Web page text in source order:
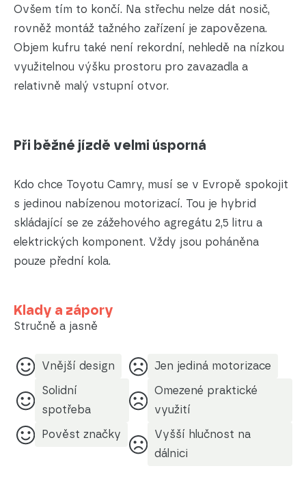
Ovšem tím to končí. Na střechu nelze dát nosič,
rovněž montáž tažného zařízení je zapovězena.
Objem kufru také není rekordní, nehledě na nízkou
využitelnou výšku prostoru pro zavazadla a
relativně malý vstupní otvor.
Při běžné jízdě velmi úsporná
Kdo chce Toyotu Camry, musí se v Evropě spokojit
s jedinou nabízenou motorizací. Tou je hybrid
skládající se ze zážehového agregátu 2,5 litru a
elektrických komponent. Vždy jsou poháněna
pouze přední kola.
Klady a zápory
Stručně a jasně
Vnější design
Solidní
spotřeba
Pověst značky
Jen jediná motorizace
Omezené praktické
využití
Vyšší hlučnost na
dálnici